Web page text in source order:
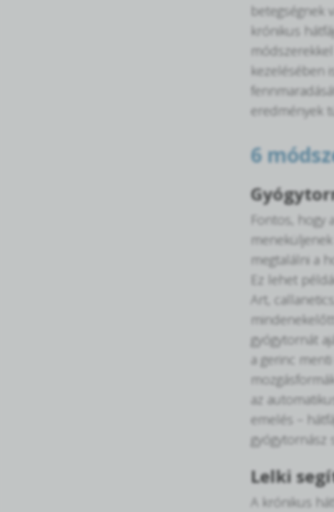
betegségnek
krónikus
kezelésében
eredmények
6
Fontos,
megtalálni a
Ez lehet
Art,
gyógytornát
a gerinc
az
emelés –
gyógytornász
Lelki
A krónikus